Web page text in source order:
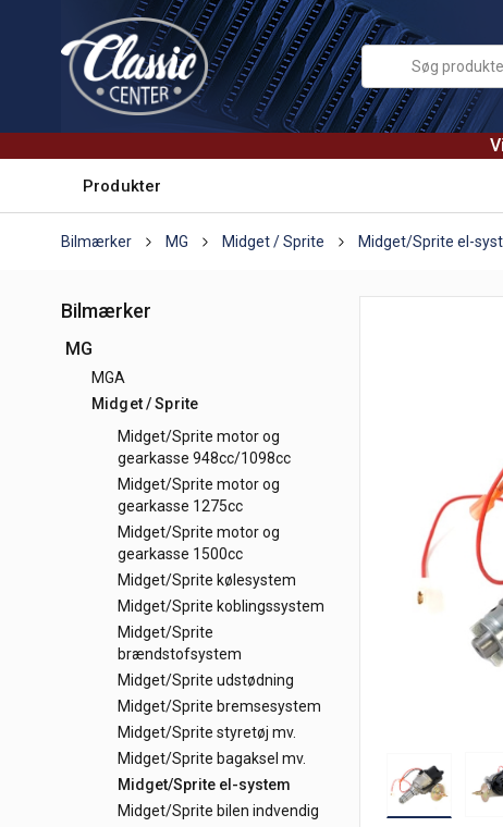
Produkter
Bilmærker MG Midget / Sprite Midget/Sprite el-
Bilmærker
MG
MGA
Midget / Sprite
Midget/Sprite motor og
gearkasse 948cc/1098cc
Midget/Sprite motor og
gearkasse 1275cc
Midget/Sprite motor og
gearkasse 1500cc
Midget/Sprite kølesystem
Midget/Sprite koblingssystem
Midget/Sprite
brændstofsystem
Midget/Sprite udstødning
Midget/Sprite bremsesystem
Midget/Sprite styretøj mv.
Midget/Sprite bagaksel mv.
Midget/Sprite el-system
Midget/Sprite bilen indvendig